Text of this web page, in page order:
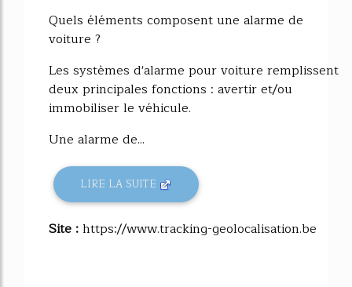
Quels éléments composent une alarme de
voiture ?
Les systèmes d'alarme pour voiture remplissent
deux principales fonctions : avertir et/ou
immobiliser le véhicule.
Une alarme de...
LIRE LA SUITE
Site :https://www.tracking-geolocalisation.be